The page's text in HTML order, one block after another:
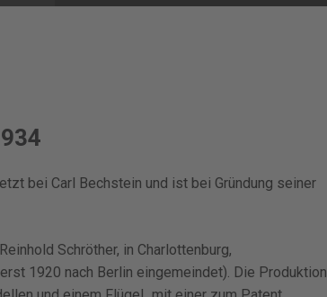
bei Carl Bechstein und ist bei Gründung seiner
Schröther, in Charlottenburg,
1920 nach Berlin eingemeindet). Die Produktion